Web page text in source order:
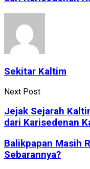
Sekitar Kaltim
Next Post
Jejak Sejarah
dari Karisedenan
Balikpapan Masih
Sebarannya?